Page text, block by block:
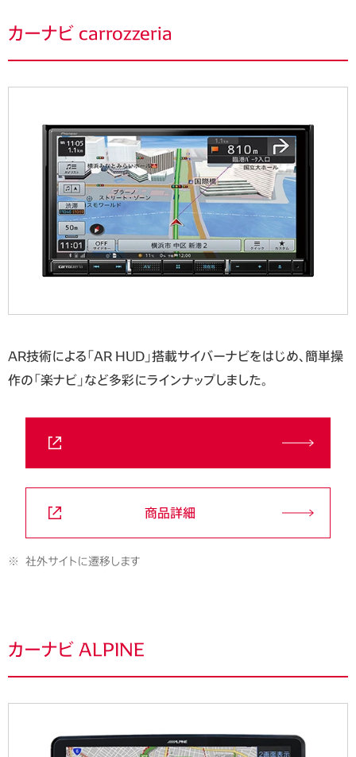
カーナビ carrozzeria
AR技術による「AR HUD」搭載サイバーナビをはじめ、簡単操
作の「楽ナビ」など多彩にラインナップしました。
商品詳細
※ 社外サイトに遷移します
カーナビ ALPINE